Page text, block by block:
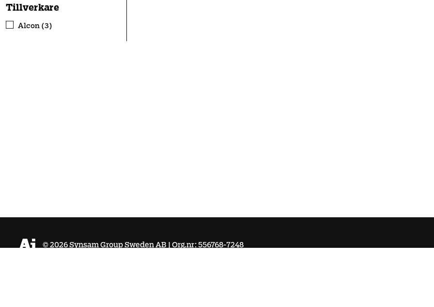
Tillverkare
Alcon (3)
©2026Synsam Group Sweden AB | Org.nr: 556768-7248